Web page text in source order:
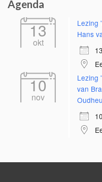
Agenda
13
okt
Lezing
Hans
10
nov
Lezing
van